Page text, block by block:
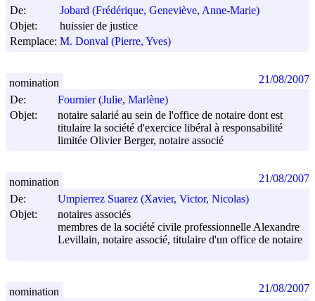
De:
Jobard (Frédérique, Geneviève, Anne-Marie)
Objet:
huissier de justice
Remplace: M. Donval (Pierre, Yves)
De:
Fournier (Julie, Marlène)
Objet:
notaire salarié au sein de l'office de notaire dont est
titulaire la société d'exercice libéral à responsabilité
limitée Olivier Berger, notaire associé
nomination 21/08/2007
De:
Umpierrez Suarez (Xavier, Victor, Nicolas)
Objet:
notaires associés
membres de la société civile professionnelle Alexandre
Levillain, notaire associé, titulaire d'un office de notaire
nomination 21/08/2007
nomination 21/08/2007